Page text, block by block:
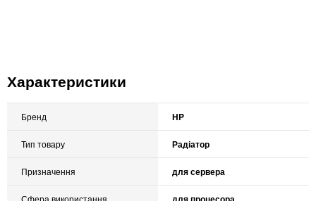
Характеристики
Бренд HP
Тип товару Радіатор
Призначення для сервера